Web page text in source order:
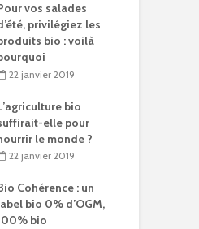
vos salades
privilégiez les
bio : voilà
22 janvier 2019
bio
elle pour
le monde ?
22 janvier 2019
Cohérence : un
bio 0% d’OGM,
bio